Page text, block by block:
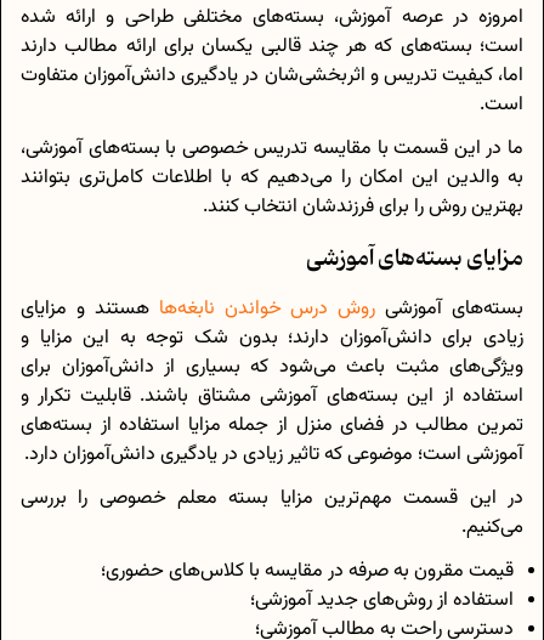
امروزه در عرصه آموزش، بسته‌های مختلفی طراحی و ارائه شده
است؛ بسته‌های که هر چند قالبی یکسان برای ارائه مطالب دارند
اما، کیفیت تدریس و اثربخشی‌شان در یادگیری دانش‌آموزان متفاوت
است.
ما در این قسمت با مقایسه تدریس خصوصی با بسته‌های آموزشی،
به والدین این امکان را می‌دهیم که با اطلاعات کامل‌تری بتوانند
بهترین روش را برای فرزند‌شان انتخاب کنند.
مزایای بسته‌های آموزشی
بسته‌های آموزشی روش درس خواندن نابغه‌ها هستند و مزایای
زیادی برای دانش‌آموزان دارند؛ بدون شک توجه به این مزایا و
ویژگی‌های مثبت باعث می‌شود که بسیاری از دانش‌آموزان برای
استفاده از این بسته‌های آموزشی مشتاق باشند. قابلیت تکرار و
تمرین مطالب در فضای منزل از جمله مزایا استفاده از بسته‌های
آموزشی است؛ موضوعی که تاثیر زیادی در یادگیری دانش‌آموزان دارد.
در این قسمت مهم‌ترین مزایا بسته معلم خصوصی را بررسی
می‌کنیم.
قیمت مقرون به صرفه در مقایسه با کلاس‌های حضوری؛
استفاده از روش‌های جدید آموزشی؛
دسترسی راحت به مطالب آموزشی؛